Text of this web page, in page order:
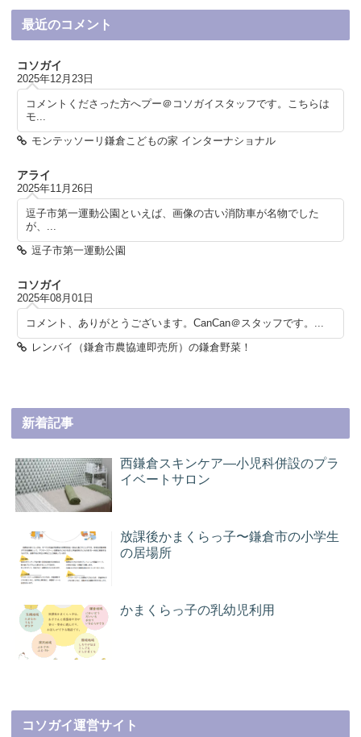
最近のコメント
コソガイ
2025年12月23日
コメントくださった方へプー＠コソガイスタッフです。こちらは
モ...
モンテッソーリ鎌倉こどもの家 インターナショナル
アライ
2025年11月26日
逗子市第一運動公園といえば、画像の古い消防車が名物でした
が、...
逗子市第一運動公園
コソガイ
2025年08月01日
コメント、ありがとうございます。CanCan＠スタッフです。...
レンバイ（鎌倉市農協連即売所）の鎌倉野菜！
新着記事
西鎌倉スキンケア―小児科併設のプラ
イベートサロン
放課後かまくらっ子〜鎌倉市の小学生
の居場所
かまくらっ子の乳幼児利用
コソガイ運営サイト